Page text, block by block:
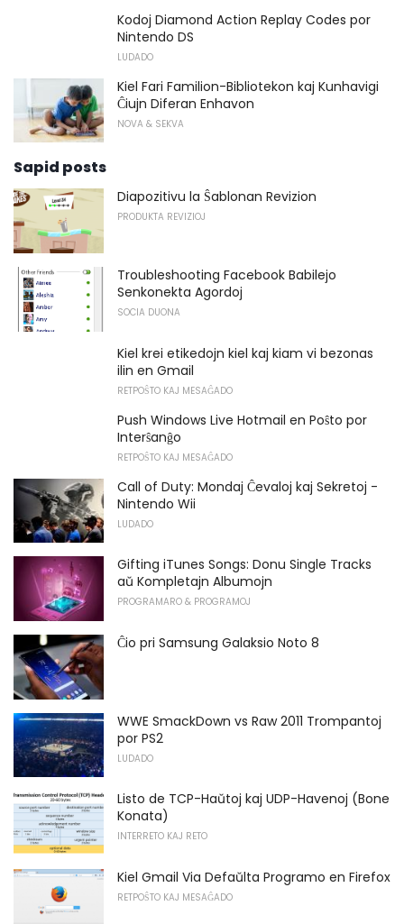
Kodoj Diamond Action Replay Codes por
Nintendo DS
LUDADO
Kiel Fari Familion-Bibliotekon kaj Kunhavigi
Ĉiujn Diferan Enhavon
NOVA & SEKVA
Sapid posts
Diapozitivu la Ŝablonan Revizion
PRODUKTA REVIZIOJ
Troubleshooting Facebook Babilejo
Senkonekta Agordoj
SOCIA DUONA
Kiel krei etikedojn kiel kaj kiam vi bezonas
ilin en Gmail
RETPOŜTO KAJ MESAĜADO
Push Windows Live Hotmail en Poŝto por
Interŝanĝo
RETPOŜTO KAJ MESAĜADO
Call of Duty: Mondaj Ĉevaloj kaj Sekretoj -
Nintendo Wii
LUDADO
Gifting iTunes Songs: Donu Single Tracks
aŭ Kompletajn Albumojn
PROGRAMARO & PROGRAMOJ
Ĉio pri Samsung Galaksio Noto 8
WWE SmackDown vs Raw 2011 Trompantoj
por PS2
LUDADO
Listo de TCP-Haŭtoj kaj UDP-Havenoj (Bone
Konata)
INTERRETO KAJ RETO
Kiel Gmail Via Defaŭlta Programo en Firefox
RETPOŜTO KAJ MESAĜADO